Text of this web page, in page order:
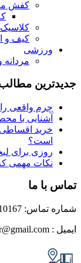
کفش مردانه
کلاه و
کلاسیک
کیف و
مردانه و پسرانه
مطالب
واقعی را
با محصولات
اقساطی کیف و
برای لبخند آدم
مهمی که در
ما